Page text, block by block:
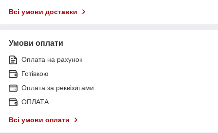
Всі умови доставки
Умови оплати
Оплата на рахунок
Готівкою
Оплата за реквізитами
ОПЛАТА
Всі умови оплати